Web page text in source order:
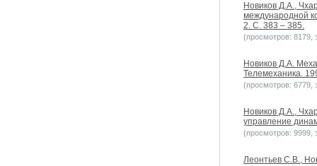
Новиков Д.А.,
международной
2. С. 383 – 385.
(просмотров: 8179,
Новиков Д.А.
Телемеханика.
(просмотров: 6779,
Новиков Д.А.,
управление
(просмотров: 9999,
Леонтьев С.В.,